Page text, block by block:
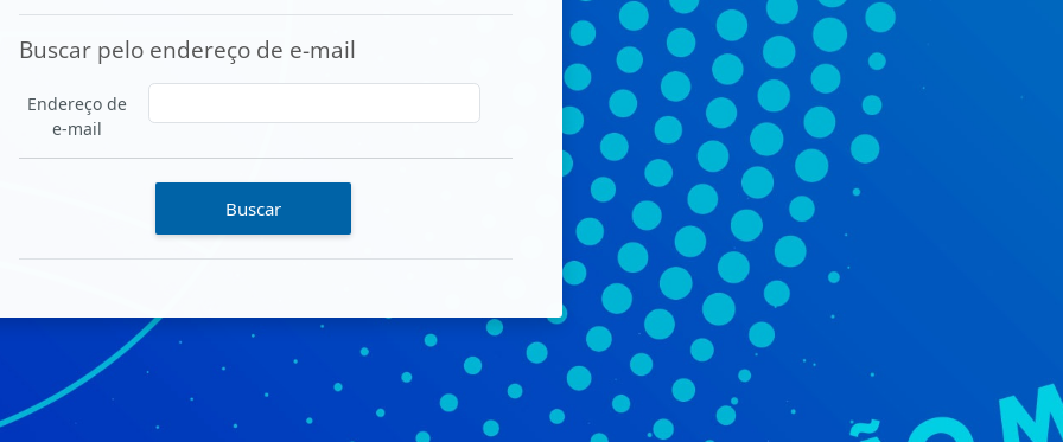
Buscar pelo endereço de e-mail
Buscar pelo endereço de e-mail
Endereço de
e-mail